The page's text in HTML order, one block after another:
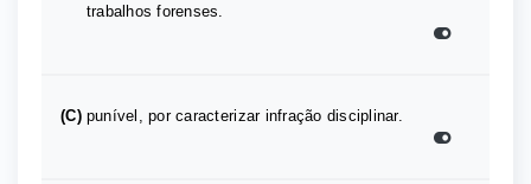
trabalhos forenses.
(C) punível, por caracterizar infração disciplinar.